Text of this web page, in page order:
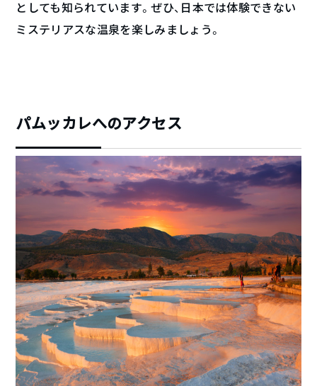
としても知られています。ぜひ、日本では体験できない
ミステリアスな温泉を楽しみましょう。
パムッカレへのアクセス